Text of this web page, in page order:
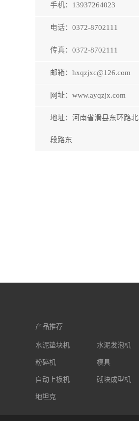
手机：13937264023
电话：0372-8702111
传真：0372-8702111
邮箱：hxqzjxc@126.com
网址：www.ayqzjx.com
地址：河南省滑县东环路北
段路东
产品推荐
水泥垫块机 水泥发泡机
粉碎机 模具
自动上板机 砌块成型机
地坦克